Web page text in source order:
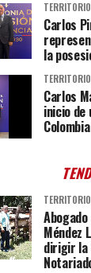
Carlos
la
Carlos
inicio de
Colombia
Méndez
dirigir la